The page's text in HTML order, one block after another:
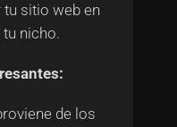
tu sitio web en
nicho.
de los